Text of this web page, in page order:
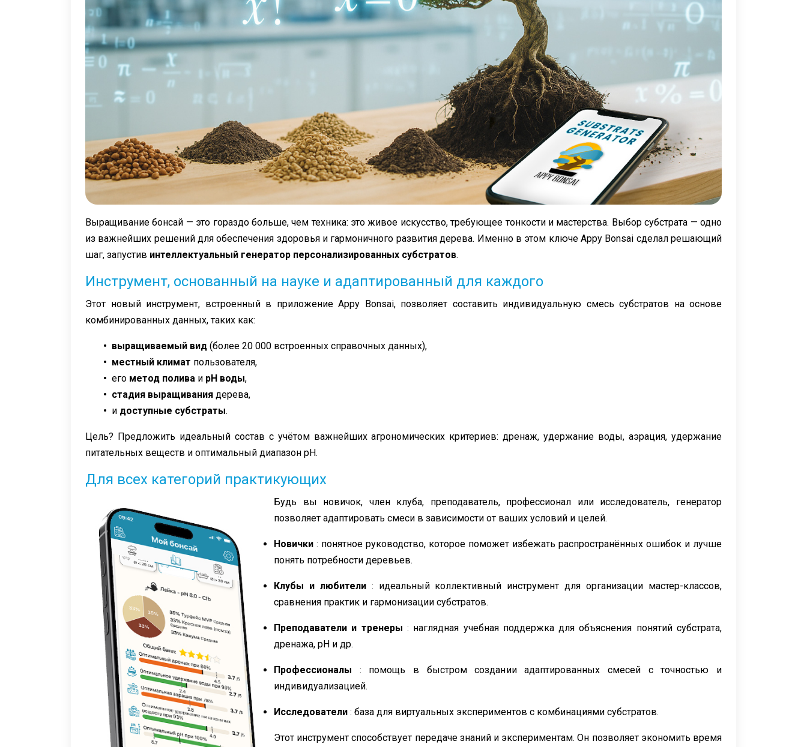
Выращивание бонсай — это гораздо больше, чем техника: это живое искусство, требующее тонкости и мастерства. Выбор субстрата — одно
из важнейших решений для обеспечения здоровья и гармоничного развития дерева. Именно в этом ключе Appy Bonsai сделал решающий
шаг, запустив интеллектуальный генератор персонализированных субстратов.
Инструмент, основанный на науке и адаптированный для каждого
Этот новый инструмент, встроенный в приложение Appy Bonsai, позволяет составить индивидуальную смесь субстратов на основе
комбинированных данных, таких как:
• выращиваемый вид (более 20 000 встроенных справочных данных),
• местный климат пользователя,
• его метод полива и pH воды,
• стадия выращивания дерева,
• и доступные субстраты.
Цель? Предложить идеальный состав с учётом важнейших агрономических критериев: дренаж, удержание воды, аэрация, удержание
питательных веществ и оптимальный диапазон pH.
Для всех категорий практикующих
Будь вы новичок, член клуба, преподаватель, профессионал или исследователь, генератор
позволяет адаптировать смеси в зависимости от ваших условий и целей.
Новички : понятное руководство, которое поможет избежать распространённых ошибок и лучше
понять потребности деревьев.
Клубы и любители: идеальный коллективный инструмент для организации мастер-классов,
сравнения практик и гармонизации субстратов.
Преподаватели и тренеры : наглядная учебная поддержка для объяснения понятий субстрата,
дренажа, pH и др.
Профессионалы : помощь в быстром создании адаптированных смесей с точностью и
индивидуализацией.
Исследователи : база для виртуальных экспериментов с комбинациями субстратов.
Этот инструмент способствует передаче знаний и экспериментам. Он позволяет экономить время